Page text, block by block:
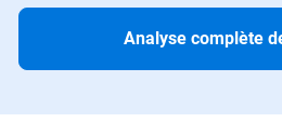
Analyse complète